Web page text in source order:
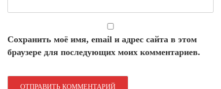
Сохранить моё имя, email и адрес сайта в этом
браузере для последующих моих комментариев.